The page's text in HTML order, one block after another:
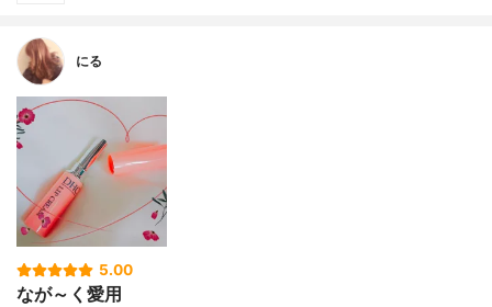
にる
5.00
なが～く愛用